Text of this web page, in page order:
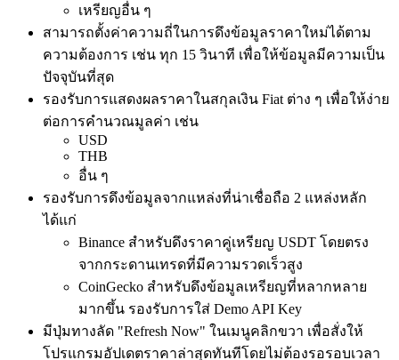
เหรียญอื่น ๆ
สามารถตั้งค่าความถี่ในการดึงข้อมูลราคาใหม่ได้ตาม
ความต้องการ เช่น ทุก 15 วินาที เพื่อให้ข้อมูลมีความเป็น
ปัจจุบันที่สุด
รองรับการแสดงผลราคาในสกุลเงิน Fiat ต่าง ๆ เพื่อให้ง่าย
ต่อการคำนวณมูลค่า เช่น
USD
THB
อื่น ๆ
รองรับการดึงข้อมูลจากแหล่งที่น่าเชื่อถือ 2 แหล่งหลัก
ได้แก่
Binance สำหรับดึงราคาคู่เหรียญ USDT โดยตรง
จากกระดานเทรดที่มีความรวดเร็วสูง
CoinGecko สำหรับดึงข้อมูลเหรียญที่หลากหลาย
มากขึ้น รองรับการใส่ Demo API Key
มีปุ่มทางลัด "Refresh Now" ในเมนูคลิกขวา เพื่อสั่งให้
โปรแกรมอัปเดตราคาล่าสุดทันทีโดยไม่ต้องรอรอบเวลา